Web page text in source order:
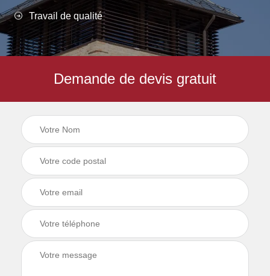
Travail de qualité
Demande de devis gratuit